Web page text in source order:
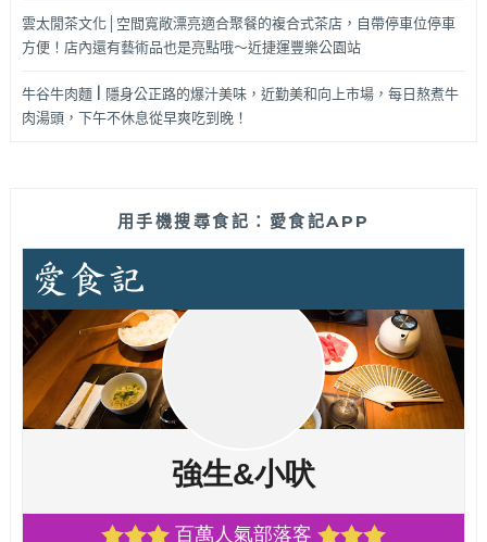
雲太閒茶文化│空間寬敞漂亮適合聚餐的複合式茶店，自帶停車位停車
方便！店內還有藝術品也是亮點哦～近捷運豐樂公園站
牛谷牛肉麵 | 隱身公正路的爆汁美味，近勤美和向上市場，每日熬煮牛
肉湯頭，下午不休息從早爽吃到晚！
用手機搜尋食記：愛食記APP